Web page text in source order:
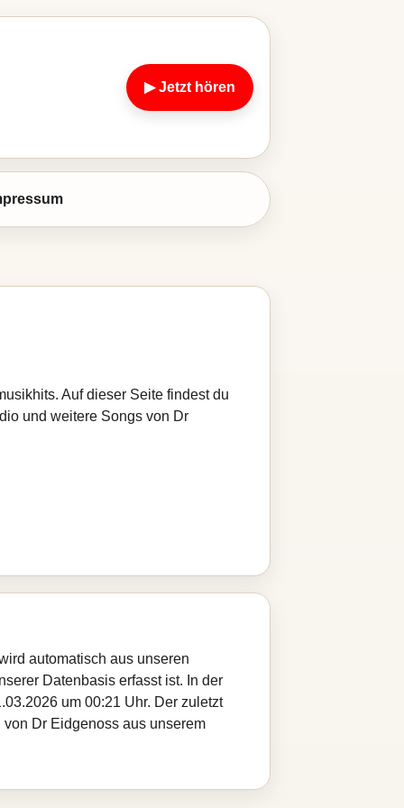
▶ Jetzt hören
Auf dieser Seite findest du
und weitere Songs von Dr
automatisch aus unseren
Datenbasis erfasst ist. In der
um 00:21 Uhr. Der zuletzt
Dr Eidgenoss aus unserem